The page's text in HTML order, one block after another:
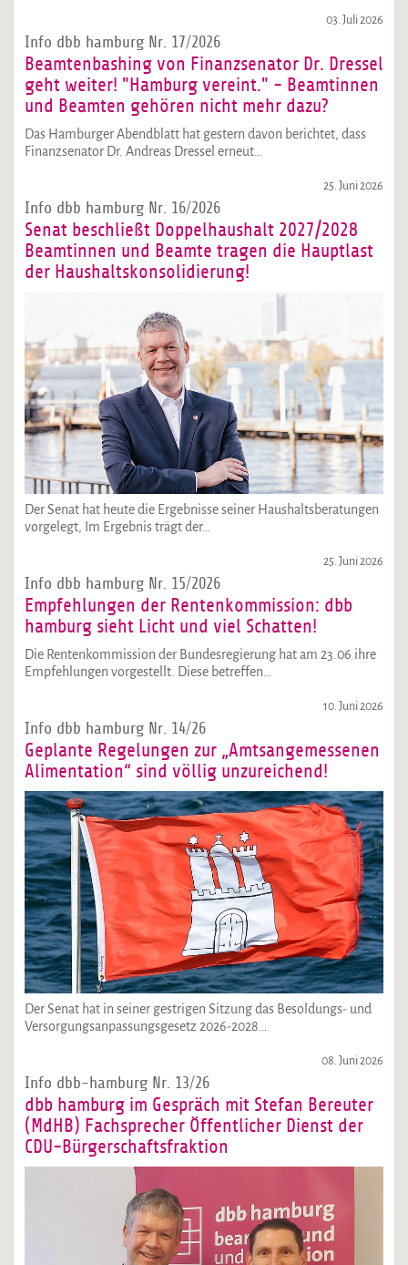
03. Juli 2026
Info dbb hamburg Nr. 17/2026
Beamtenbashing von Finanzsenator Dr. Dressel
geht weiter! "Hamburg vereint." - Beamtinnen
und Beamten gehören nicht mehr dazu?
Das Hamburger Abendblatt hat gestern davon berichtet, dass
Finanzsenator Dr. Andreas Dressel erneut…
25. Juni 2026
Info dbb hamburg Nr. 16/2026
Senat beschließt Doppelhaushalt 2027/2028
Beamtinnen und Beamte tragen die Hauptlast
der Haushaltskonsolidierung!
Der Senat hat heute die Ergebnisse seiner Haushaltsberatungen
vorgelegt, Im Ergebnis trägt der…
25. Juni 2026
Info dbb hamburg Nr. 15/2026
Empfehlungen der Rentenkommission: dbb
hamburg sieht Licht und viel Schatten!
Die Rentenkommission der Bundesregierung hat am 23.06 ihre
Empfehlungen vorgestellt. Diese betreffen…
10. Juni 2026
Info dbb hamburg Nr. 14/26
Geplante Regelungen zur „Amtsangemessenen
Alimentation“ sind völlig unzureichend!
Der Senat hat in seiner gestrigen Sitzung das Besoldungs- und
Versorgungsanpassungsgesetz 2026-2028…
08. Juni 2026
Info dbb-hamburg Nr. 13/26
dbb hamburg im Gespräch mit Stefan Bereuter
(MdHB) Fachsprecher Öffentlicher Dienst der
CDU-Bürgerschaftsfraktion